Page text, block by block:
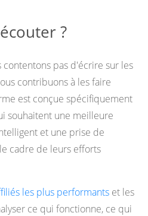
?
contentons pas d'écrire sur les
contribuons à les faire
est conçue spécifiquement
souhaitent une meilleure
et une prise de
cadre de leurs efforts
les plus performants et les
ce qui fonctionne, ce qui